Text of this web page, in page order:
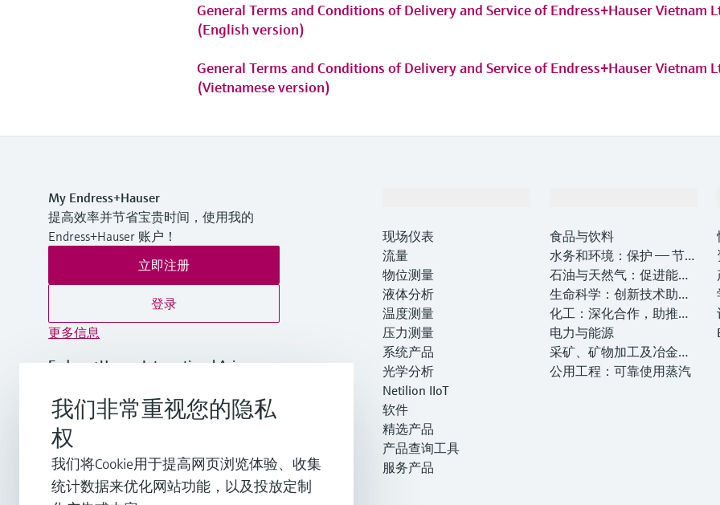
General Terms and Conditions of Delivery and Service of Endress+Hauser Vietnam
(English version)
General Terms and Conditions of Delivery and Service of Endress+Hauser Vietnam
(Vietnamese version)
My Endress+Hauser
提高效率并节省宝贵时间，使用我的
Endress+Hauser 账户！
立即注册
登录
更多信息
Endress+Hauser International Asia
越南
+84 28 3842 0026
info.vn@endress.com
现场仪表
流量
物位测量
液体分析
温度测量
压力测量
系统产品
光学分析
Netilion IIoT
软件
精选产品
产品查询工具
服务产品
食品与饮料
水务和环境：保护 —— 节约
—— 提高
石油与天然气：促进能源
转型，实现净零目标
生命科学：创新技术助推
卓越运营
化工：深化合作，助推可
持续成功
电力与能源
采矿、矿物加工及冶金：
打造可持续的未来
公用工程：可靠使用蒸汽
我们非常重视您的隐私
权
我们将Cookie用于提高网页浏览体验、收集
统计数据来优化网站功能，以及投放定制